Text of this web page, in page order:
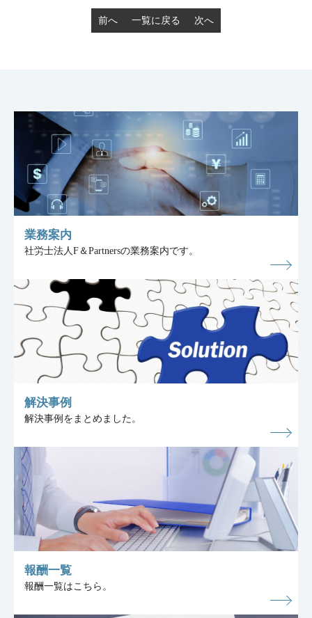
前へ 一覧に戻る 次へ
業務案内
社労士法人F＆Partnersの業務案内です。
解決事例
解決事例をまとめました。
報酬一覧
報酬一覧はこちら。